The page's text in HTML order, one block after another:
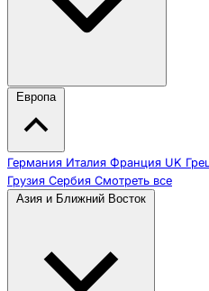
Европа
Германия Италия Франция UK
Грузия Сербия Смотреть все
Азия и Ближний Восток